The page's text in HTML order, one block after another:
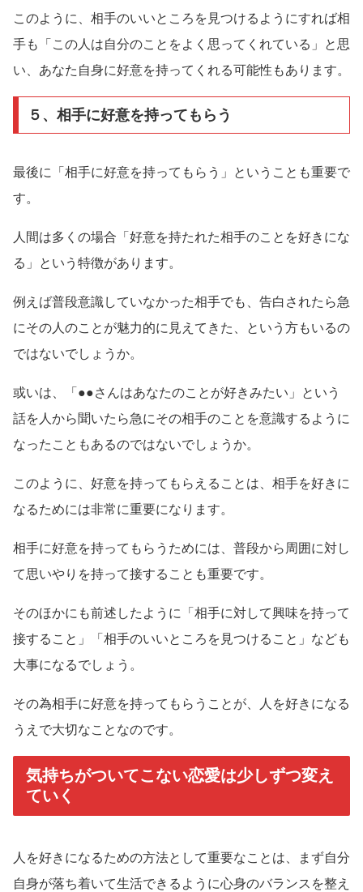
このように、相手のいいところを見つけるようにすれば相
手も「この人は自分のことをよく思ってくれている」と思
い、あなた自身に好意を持ってくれる可能性もあります。
５、相手に好意を持ってもらう
最後に「相手に好意を持ってもらう」ということも重要で
す。
人間は多くの場合「好意を持たれた相手のことを好きにな
る」という特徴があります。
例えば普段意識していなかった相手でも、告白されたら急
にその人のことが魅力的に見えてきた、という方もいるの
ではないでしょうか。
或いは、「●●さんはあなたのことが好きみたい」という
話を人から聞いたら急にその相手のことを意識するように
なったこともあるのではないでしょうか。
このように、好意を持ってもらえることは、相手を好きに
なるためには非常に重要になります。
相手に好意を持ってもらうためには、普段から周囲に対し
て思いやりを持って接することも重要です。
そのほかにも前述したように「相手に対して興味を持って
接すること」「相手のいいところを見つけること」なども
大事になるでしょう。
その為相手に好意を持ってもらうことが、人を好きになる
うえで大切なことなのです。
気持ちがついてこない恋愛は少しずつ変え
ていく
人を好きになるための方法として重要なことは、まず自分
自身が落ち着いて生活できるように心身のバランスを整え